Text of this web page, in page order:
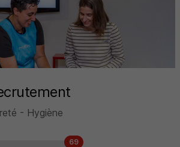
- Hygiène
69